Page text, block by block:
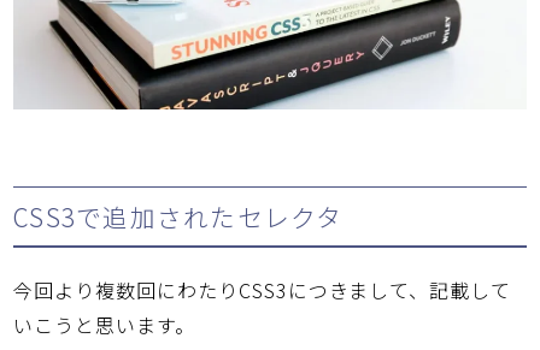
CSS3で追加されたセレクタ
今回より複数回にわたりCSS3につきまして、記載して
いこうと思います。